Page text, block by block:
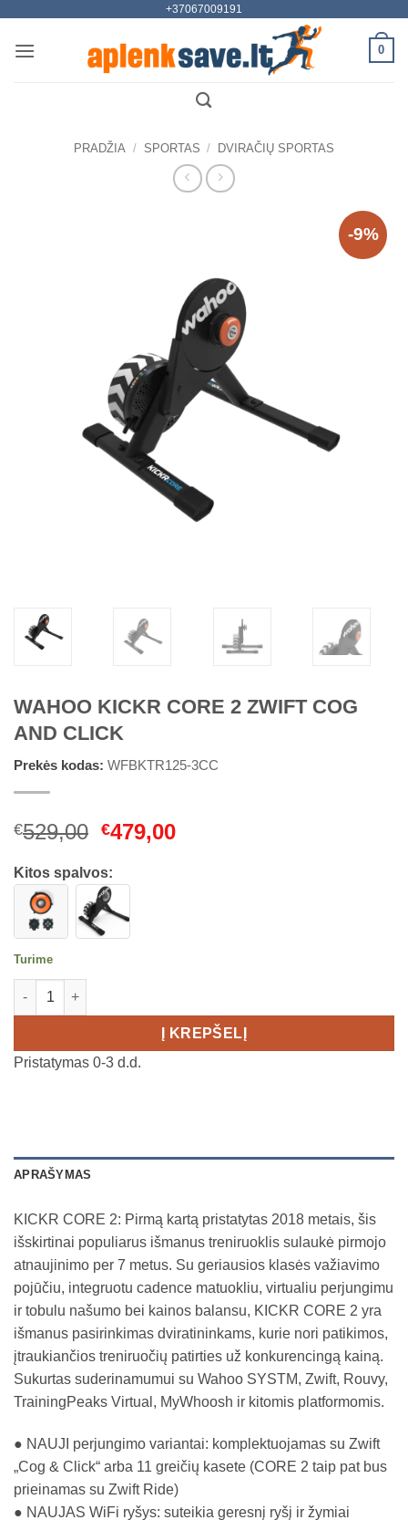
content
+37067009191
0
PRADŽIA / SPORTAS / DVIRAČIŲ SPORTAS
-9%
WAHOO KICKR CORE 2 ZWIFT COG
AND CLICK
Prekės kodas: WFBKTR125-3CC
€529,00 Original
was:
€529,00.
€479,00Current
Kitos spalvos:
Turime
produkto kiekis: WAHOO KICKR CORE 2 ZWIFT COG AND
Į KREPŠELĮ
Pristatymas 0-3 d.d.
APRAŠYMAS
KICKR CORE 2: Pirmą kartą pristatytas 2018 metais, šis
išskirtinai populiarus išmanus treniruoklis sulaukė pirmojo
atnaujinimo per 7 metus. Su geriausios klasės važiavimo
pojūčiu, integruotu cadence matuokliu, virtualiu perjungimu
ir tobulu našumo bei kainos balansu, KICKR CORE 2 yra
išmanus pasirinkimas dviratininkams, kurie nori patikimos,
įtraukiančios treniruočių patirties už konkurencingą kainą.
Sukurtas suderinamumui su Wahoo SYSTM, Zwift, Rouvy,
TrainingPeaks Virtual, MyWhoosh ir kitomis platformomis.
● NAUJI perjungimo variantai: komplektuojamas su Zwift
„Cog & Click“ arba 11 greičių kasete (CORE 2 taip pat bus
prieinamas su Zwift Ride)
● NAUJAS WiFi ryšys: suteikia geresnį ryšį ir žymiai